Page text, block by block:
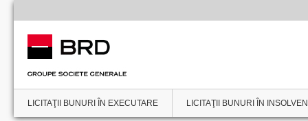
LICITAŢII BUNURI ÎN EXECUTARE LICITAŢII BUNURI ÎN